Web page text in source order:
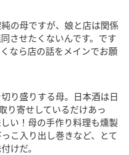
純の母ですが、娘と店は関係
させたくないんです。です
なら店の話をメインでお願
り盛りする母。日本酒は日
り寄せしているだけあっ
い！母の手作り料理も燻製
こ入り出し巻きなど、とて
けだ。